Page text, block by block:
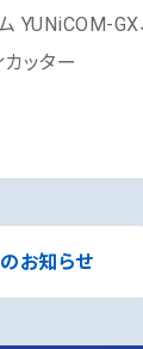
YUNiCOM-
ッター
お知らせ